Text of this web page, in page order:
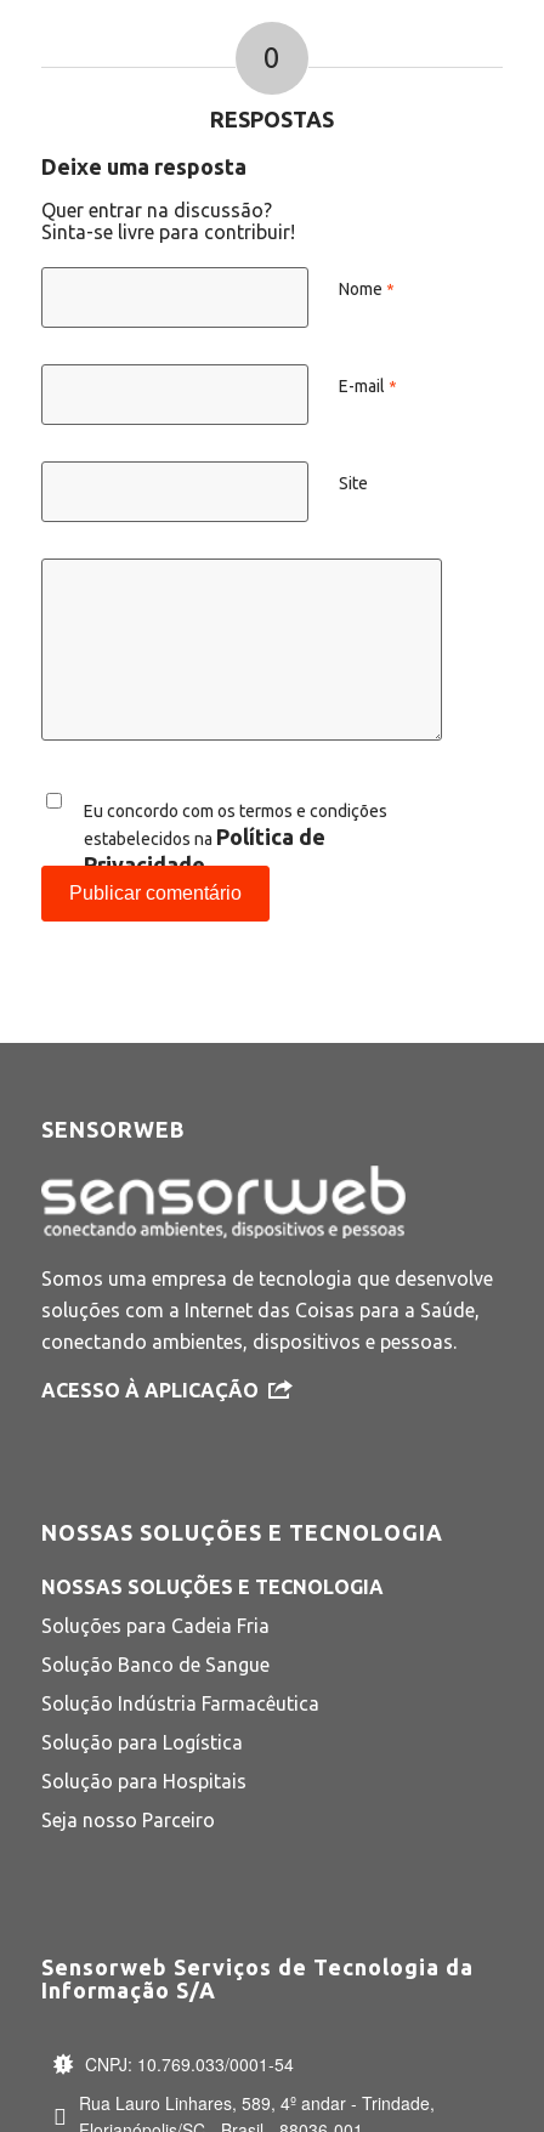
0
RESPOSTAS
Deixe uma resposta
Quer entrar na discussão?
Sinta-se livre para contribuir!
Nome *
E-mail *
Site
Eu concordo com os termos e condições
estabelecidos na Política de
Privacidade
SENSORWEB
Somos uma empresa de tecnologia que desenvolve
soluções com a Internet das Coisas para a Saúde,
conectando ambientes, dispositivos e pessoas.
ACESSO À APLICAÇÃO
NOSSAS SOLUÇÕES E TECNOLOGIA
NOSSAS SOLUÇÕES E TECNOLOGIA
Soluções para Cadeia Fria
Solução Banco de Sangue
Solução Indústria Farmacêutica
Solução para Logística
Solução para Hospitais
Seja nosso Parceiro
Sensorweb Serviços de Tecnologia da
Informação S/A
CNPJ: 10.769.033/0001-54
Rua Lauro Linhares, 589, 4º andar - Trindade,